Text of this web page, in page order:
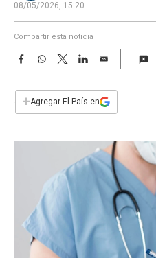
08/05/2026, 15:20
Compartir esta noticia
F
e
b
W
s
T
w
t
L
n
E
i
l
+Agregar El País en